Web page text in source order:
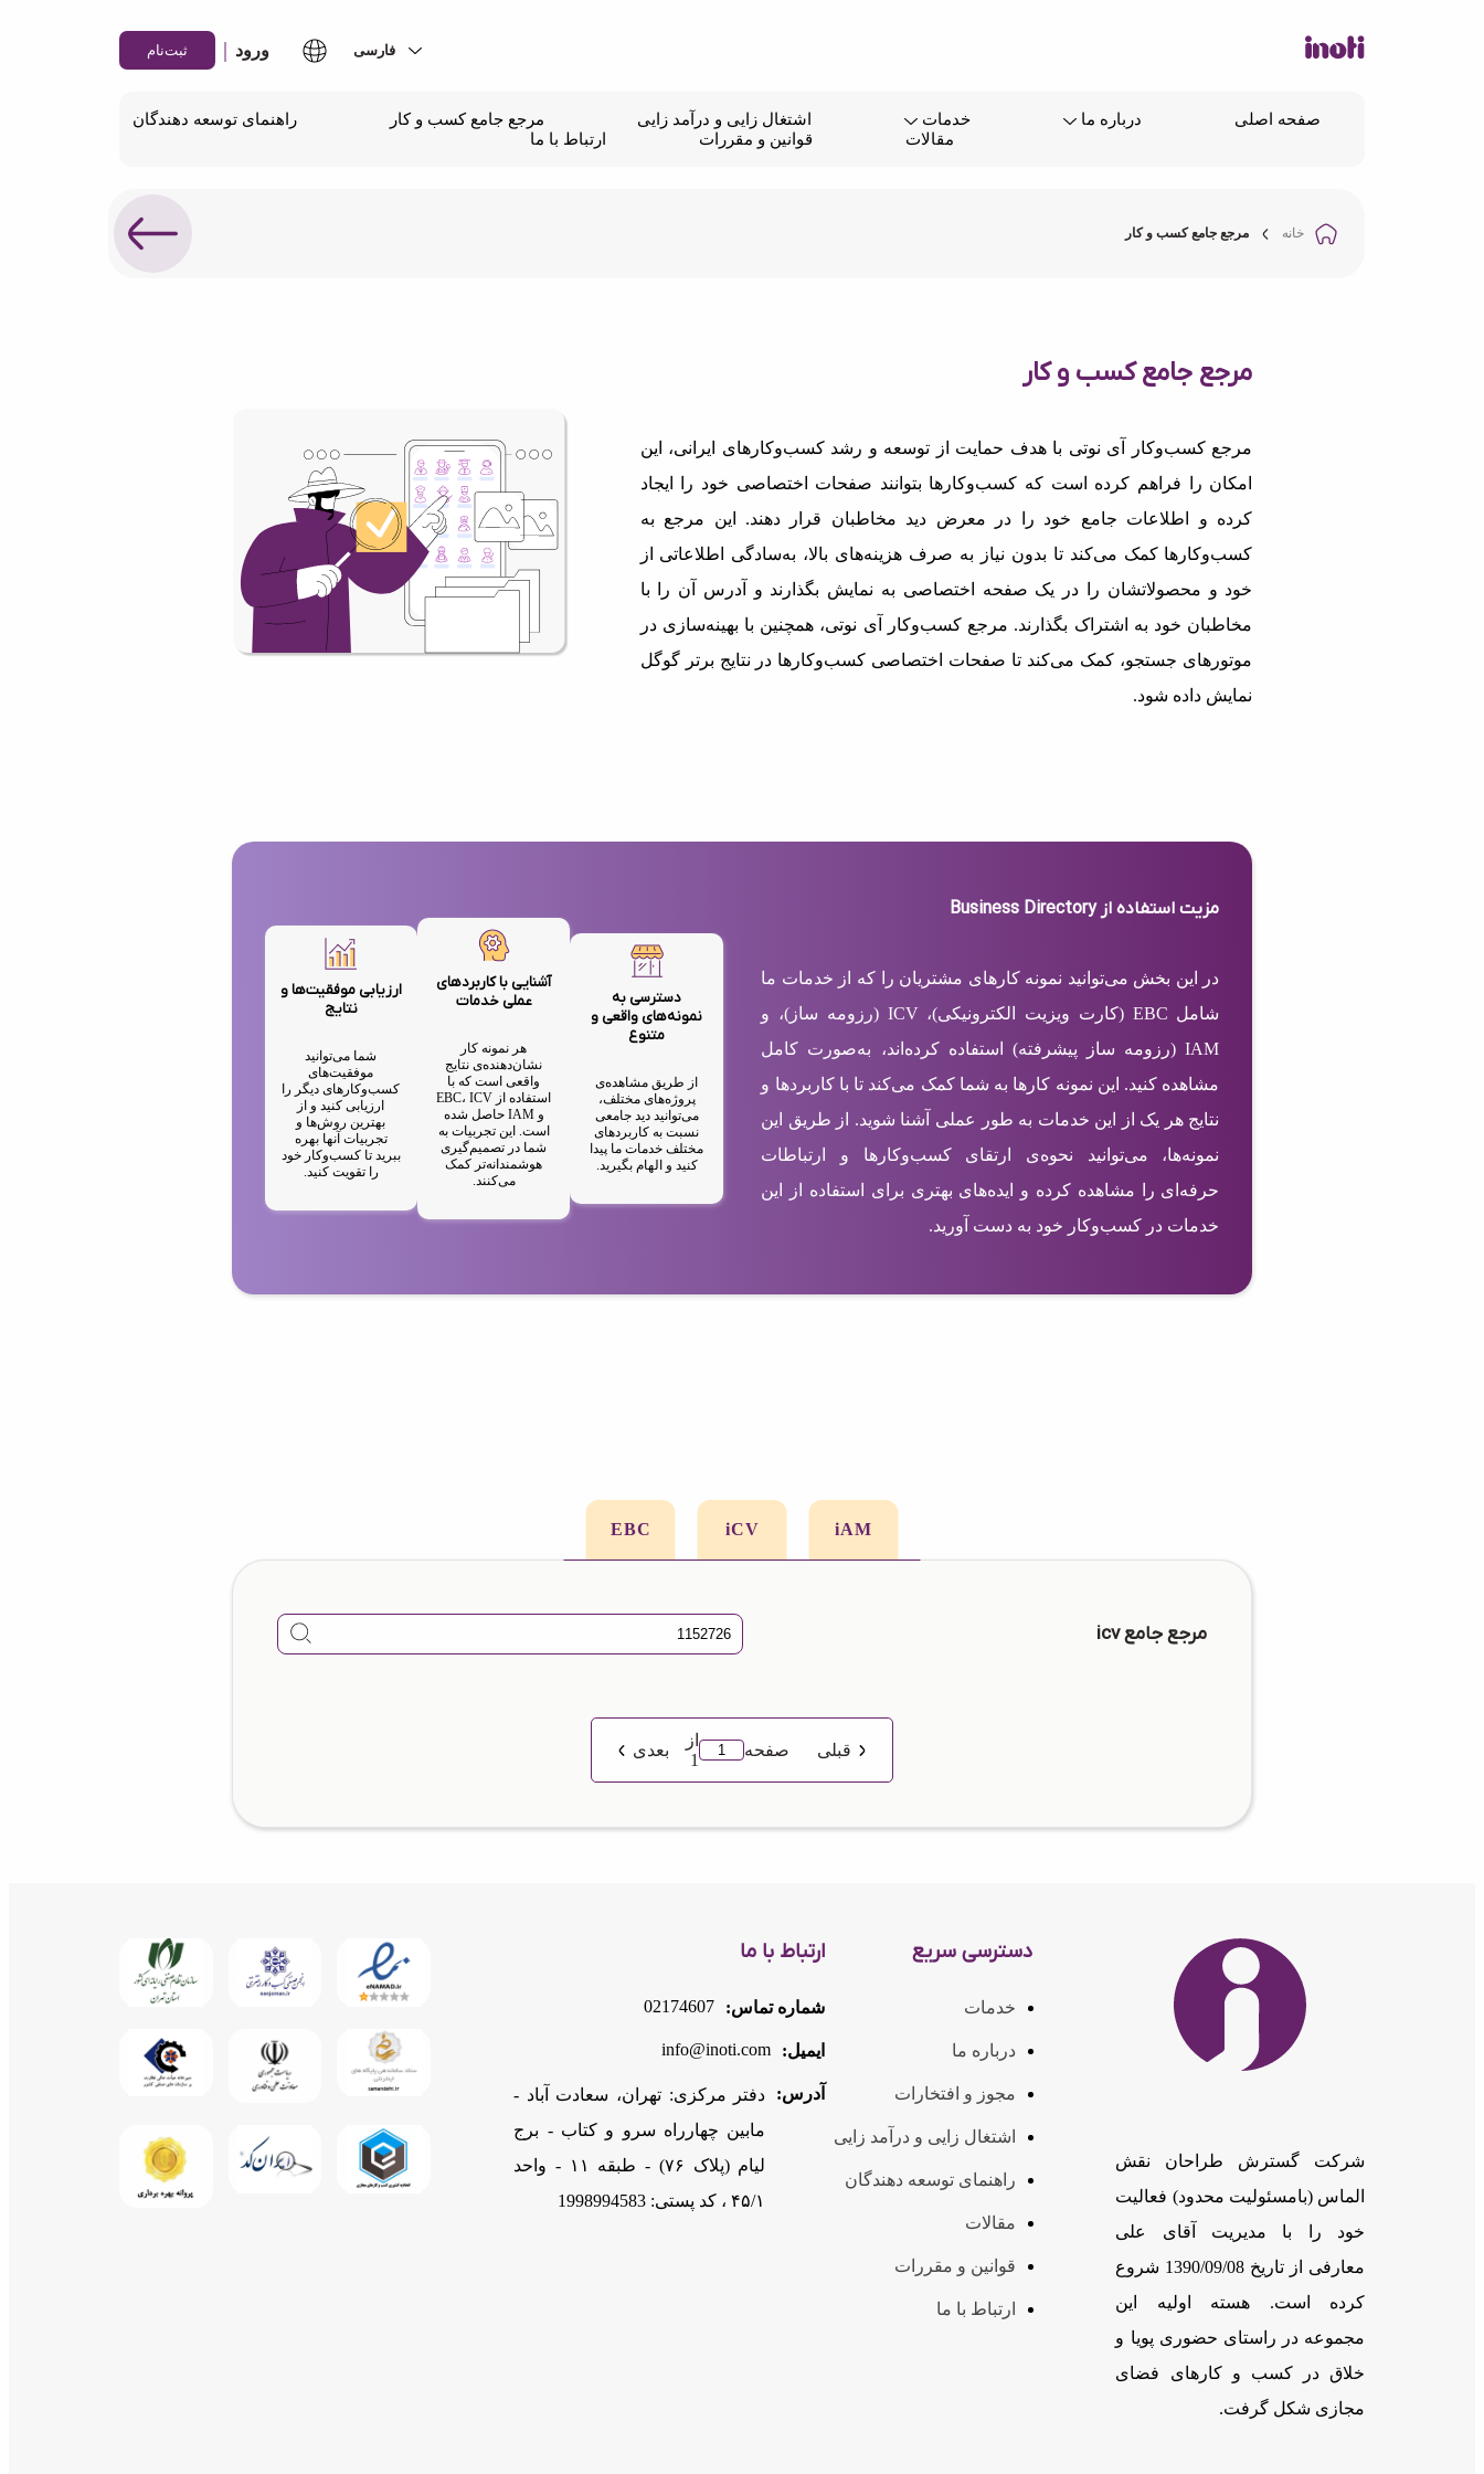
ورود | ثبت‌نام
صفحه اصلی درباره ما خدمات اشتغال زایی و درآمد زایی مرجع جامع کسب و کار
راهنمای توسعه دهندگان
مقالات
قوانین و مقررات ارتباط با ما
خانه مرجع جامع کسب و کار
مرجع جامع کسب و کار
مرجع کسب‌وکار آی نوتی با هدف حمایت از توسعه و رشد کسب‌وکارهای ایرانی، این
امکان را فراهم کرده است که کسب‌وکارها بتوانند صفحات اختصاصی خود را ایجاد
کرده و اطلاعات جامع خود را در معرض دید مخاطبان قرار دهند. این مرجع به
کسب‌وکارها کمک می‌کند تا بدون نیاز به صرف هزینه‌های بالا، به‌سادگی اطلاعاتی از
خود و محصولاتشان را در یک صفحه اختصاصی به نمایش بگذارند و آدرس آن را با
مخاطبان خود به اشتراک بگذارند. مرجع کسب‌وکار آی نوتی، همچنین با بهینه‌سازی در
موتورهای جستجو، کمک می‌کند تا صفحات اختصاصی کسب‌وکارها در نتایج برتر گوگل
نمایش داده شود.
مزیت استفاده از Business Directory
در این بخش می‌توانید نمونه کارهای مشتریان را که از خدمات ما
شامل EBC (کارت ویزیت الکترونیکی)، ICV (رزومه ساز)، و
IAM (رزومه ساز پیشرفته) استفاده کرده‌اند، به‌صورت کامل
مشاهده کنید. این نمونه کارها به شما کمک می‌کند تا با کاربردها و
نتایج هر یک از این خدمات به طور عملی آشنا شوید. از طریق این
نمونه‌ها، می‌توانید نحوه‌ی ارتقای کسب‌وکارها و ارتباطات
حرفه‌ای را مشاهده کرده و ایده‌های بهتری برای استفاده از این
خدمات در کسب‌وکار خود به دست آورید.
دسترسی به
نمونه‌های واقعی و
متنوع
از طریق مشاهده‌ی
پروژه‌های مختلف،
می‌توانید دید جامعی
نسبت به کاربردهای
مختلف خدمات ما پیدا
کنید و الهام بگیرید.
آشنایی با کاربردهای
عملی خدمات
هر نمونه کار
نشان‌دهنده‌ی نتایج
واقعی است که با
استفاده از EBC، ICV
و IAM حاصل شده
است. این تجربیات به
شما در تصمیم‌گیری
هوشمندانه‌تر کمک
می‌کنند.
ارزیابی موفقیت‌ها و
نتایج
شما می‌توانید
موفقیت‌های
کسب‌وکارهای دیگر را
ارزیابی کنید و از
بهترین روش‌ها و
تجربیات آنها بهره
ببرید تا کسب‌وکار خود
را تقویت کنید.
iAM
iCV
EBC
مرجع جامع icv
قبلی صفحه
از
1
بعدی
شرکت گسترش طراحان نقش
الماس (بامسئوليت محدود) فعالیت
خود را با مدیریت آقای علی
معارفی از تاریخ 1390/09/08 شروع
کرده است. هسته اولیه این
مجموعه در راستای حضوری پویا و
خلاق در کسب و کارهای فضای
مجازی شکل گرفت.
دسترسی سریع
خدمات
درباره ما
مجوز و افتخارات
اشتغال زایی و درآمد زایی
راهنمای توسعه دهندگان
مقالات
قوانین و مقررات
ارتباط با ما
ارتباط با ما
شماره تماس: 02174607
ایمیل: info@inoti.com
آدرس:
دفتر مرکزی: تهران، سعادت آباد -
مابین چهارراه سرو و کتاب - برج
لیام (پلاک ۷۶) - طبقه ۱۱ - واحد
۴۵/۱ ، کد پستی: 1998994583